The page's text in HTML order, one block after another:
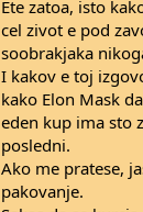
Ete zatoa, isto
cel zivot e pod
soobrakjaka
I kakov e toj
kako Elon Mask
eden kup ima sto
posledni.
Ako me pratese,
pakovanje.